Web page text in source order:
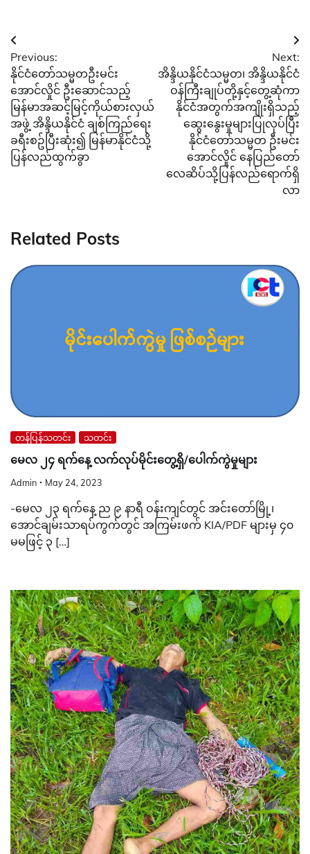
Post
navigation
Previous:
နိုင်ငံ​တော်သမ္မတဦးမင်း​
အောင်လှိုင် ဦး​ဆောင်သည့်
မြန်မာအဆင့်မြင့်ကိုယ်စားလှယ်
အဖွဲ့ အိန္ဒိယနိုင်ငံ ချစ်ကြည်​ရေး
ခရီးစဥ်ပြီးဆုံး၍ မြန်မာနိုင်ငံသို့
ပြန်လည်ထွက်ခွာ
Next:
အိန္ဒိယနိုင်ငံသမ္မတ၊ အိန္ဒိယနိုင်ငံ
ဝန်ကြီးချုပ်တို့နှင့်တွေ့ဆုံကာ
နိုင်ငံအတွက်အကျိုးရှိသည့်
ဆွေးနွေးမှုများပြုလုပ်ပြီး
နိုင်ငံတော်သမ္မတ ဦးမင်း
အောင်လှိုင် နေပြည်တော်
လေဆိပ်သို့ပြန်လည်ရောက်ရှိ
လာ
Related Posts
တန်ပြန်သတင်း သတင်း
မေလ ၂၄ ရက်နေ့ လက်လုပ်မိုင်းတွေ့ရှိ/ပေါက်ကွဲမှုများ
Admin May 24, 2023
-မေလ ၂၃ ရက်နေ့ ည ၉ နာရီ ဝန်းကျင်တွင် အင်းတော်မြို့၊
အောင်ချမ်းသာရပ်ကွက်တွင် အကြမ်းဖက် KIA/PDF များမှ ၄၀
မမဖြင့် ၃ […]